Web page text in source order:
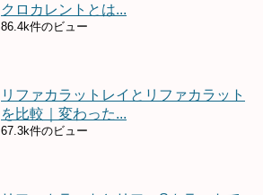
クロカレントとは...
86.4k件のビュー
リファカラットレイとリファカラット
を比較｜変わった...
67.3k件のビュー